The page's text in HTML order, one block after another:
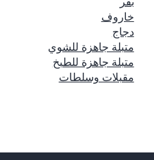
بقر
خاروف
دجاج
متبلة جاهزة للشوي
متبلة جاهزة للطبخ
مقبلات وسلطات